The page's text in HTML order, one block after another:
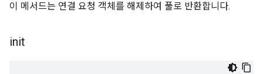
이 메서드는 연결 요청 객체를 해제하여 풀로 반환합니다.
init